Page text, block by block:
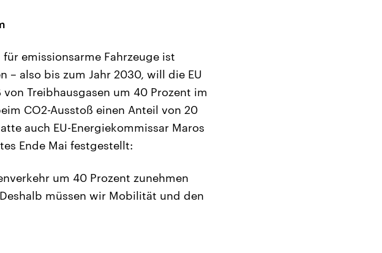
emissionsarme Fahrzeuge ist
– also bis zum Jahr 2030, will die EU
Treibhausgasen um 40 Prozent im
CO2-Ausstoß einen Anteil von 20
auch EU-Energiekommissar Maros
Ende Mai festgestellt:
um 40 Prozent zunehmen
müssen wir Mobilität und den